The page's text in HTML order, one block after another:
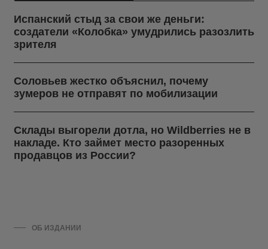
Испанский стыд за свои же деньги:
создатели «Колобка» умудрились разозлить
зрителя
Соловьев жестко объяснил, почему
зумеров не отправят по мобилизации
Склады выгорели дотла, но Wildberries не в
накладе. Кто займет место разоренных
продавцов из России?
ОБ ИЗДАНИИ